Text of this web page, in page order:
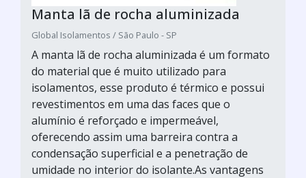
Manta lã de rocha aluminizada
Global Isolamentos / São Paulo - SP
A manta lã de rocha aluminizada é um formato
do material que é muito utilizado para
isolamentos, esse produto é térmico e possui
revestimentos em uma das faces que o
alumínio é reforçado e impermeável,
oferecendo assim uma barreira contra a
condensação superficial e a penetração de
umidade no interior do isolante.As vantagens